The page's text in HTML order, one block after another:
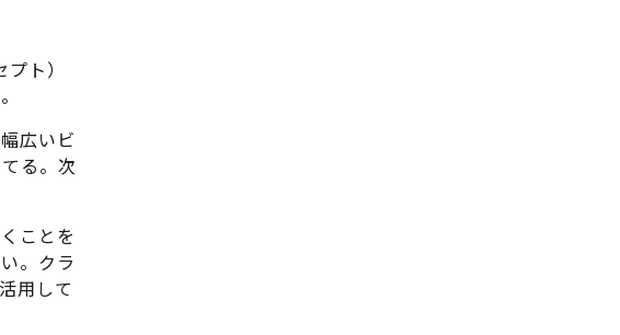
ト）
広いビ
る。次
ことを
。クラ
用して